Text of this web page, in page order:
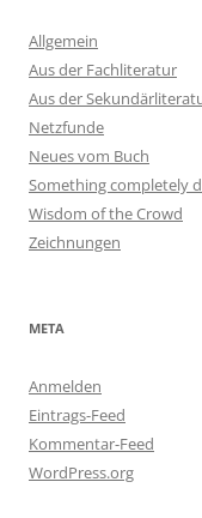
Allgemein
Aus der Fachliteratur
Aus der
Netzfunde
Neues vom Buch
Something completely
Wisdom of the Crowd
Zeichnungen
META
Anmelden
Eintrags-Feed
Kommentar-Feed
WordPress.org